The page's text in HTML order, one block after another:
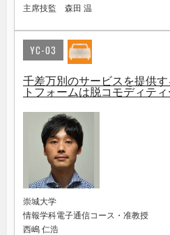
主席技監 森田 温
YC-03
千差万別のサービスを提供
トフォームは脱コモディテ
崇城大学
情報学科電子通信コース・准教授
西嶋 仁浩